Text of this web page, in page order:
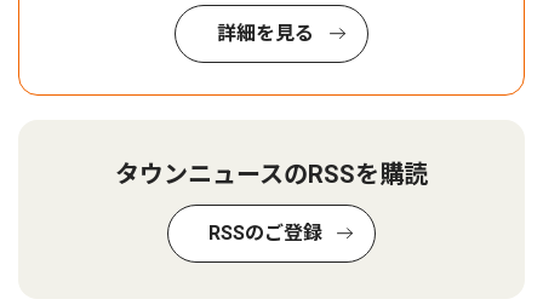
詳細を見る
タウンニュースのRSSを購読
RSSのご登録